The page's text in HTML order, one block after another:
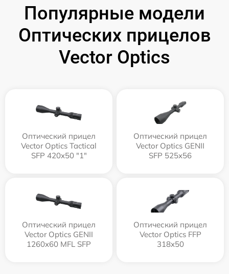
Популярные модели
Оптических прицелов
Vector Optics
Оптический прицел
Vector Optics Tactical
SFP 420x50 "1"
Оптический прицел
Vector Optics GENII
SFP 525x56
Оптический прицел
Vector Optics GENII
1260x60 MFL SFP
Оптический прицел
Vector Optics FFP
318x50